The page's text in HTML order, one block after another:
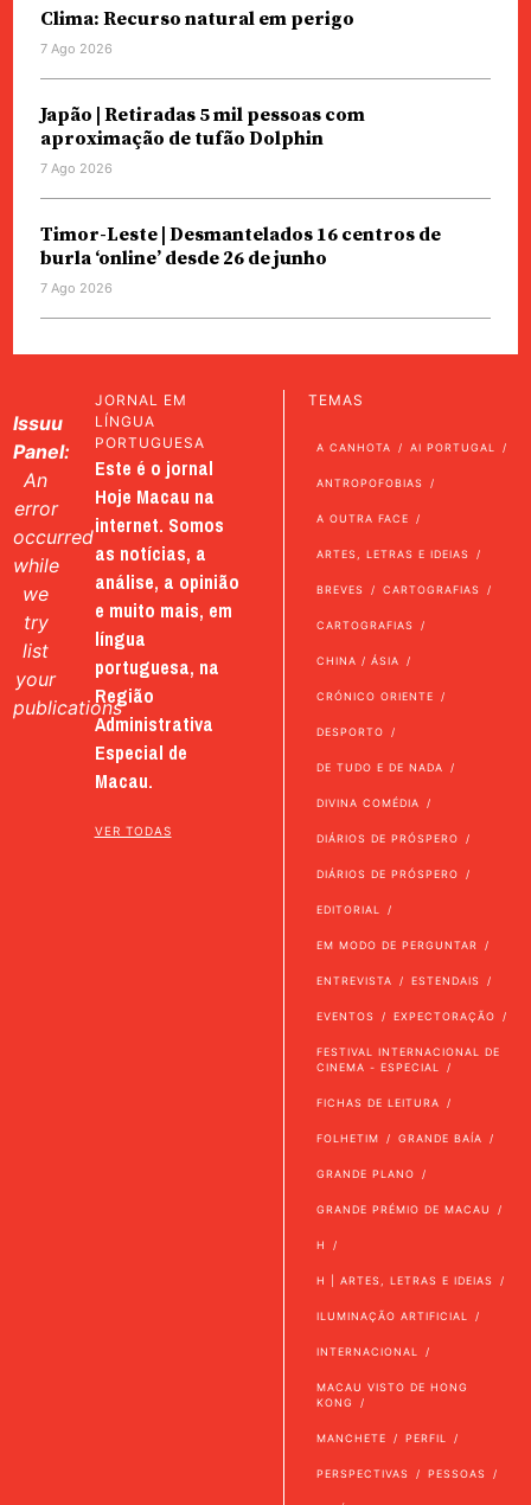
Clima: Recurso natural em perigo
7 Ago 2026
Japão | Retiradas 5 mil pessoas com
aproximação de tufão Dolphin
7 Ago 2026
Timor-Leste | Desmantelados 16 centros de
burla ‘online’ desde 26 de junho
7 Ago 2026
Issuu
Panel:
An
error
occurred
while
we
try
list
your
publications
JORNAL EM
LÍNGUA
PORTUGUESA
Este é o jornal
Hoje Macau na
internet. Somos
as notícias, a
análise, a opinião
e muito mais, em
língua
portuguesa, na
Região
Administrativa
Especial de
Macau.
VER TODAS
TEMAS
A CANHOTA AI PORTUGAL
ANTROPOFOBIAS
A OUTRA FACE
ARTES, LETRAS E IDEIAS
BREVES CARTOGRAFIAS
CARTOGRAFIAS
CHINA / ÁSIA
CRÓNICO ORIENTE
DESPORTO
DE TUDO E DE NADA
DIVINA COMÉDIA
DIÁRIOS DE PRÓSPERO
DIÁRIOS DE PRÓSPERO
EDITORIAL
EM MODO DE PERGUNTAR
ENTREVISTA ESTENDAIS
EVENTOS EXPECTORAÇÃO
FESTIVAL INTERNACIONAL DE
CINEMA - ESPECIAL
FICHAS DE LEITURA
FOLHETIM GRANDE BAÍA
GRANDE PLANO
GRANDE PRÉMIO DE MACAU
H
H | ARTES, LETRAS E IDEIAS
ILUMINAÇÃO ARTIFICIAL
INTERNACIONAL
MACAU VISTO DE HONG
KONG
MANCHETE PERFIL
PERSPECTIVAS PESSOAS